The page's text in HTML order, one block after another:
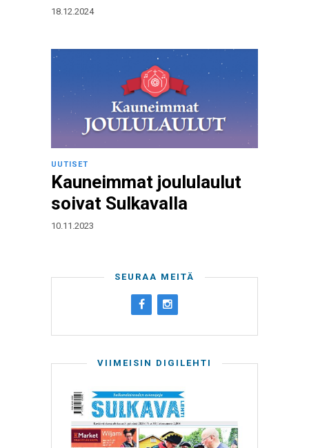
18.12.2024
UUTISET
Kauneimmat joululaulut
soivat Sulkavalla
10.11.2023
SEURAA MEITÄ
VIIMEISIN DIGILEHTI